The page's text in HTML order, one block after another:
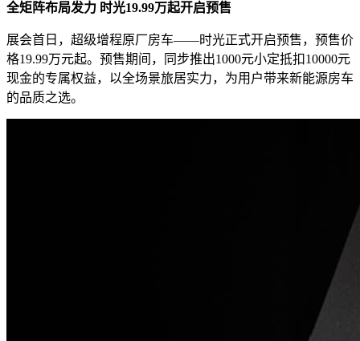
全矩阵布局发力 时光19.99万起开启预售
展会首日，超级增程原厂房车——时光正式开启预售，预售价
格19.99万元起。预售期间，同步推出1000元小定抵扣10000元
现金的专属权益，以全场景旅居实力，为用户带来新能源房车
的品质之选。